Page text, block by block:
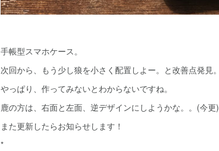
手帳型スマホケース。
次回から、もう少し狼を小さく配置しよー。と改善点発見。
やっぱり、作ってみないとわからないですね。
鹿の方は、右面と左面、逆デザインにしようかな。。(今更)
また更新したらお知らせします！
*